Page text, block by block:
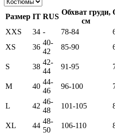
Размер IT RUS
Обхват груди,
см
XXS
34 - 78-84
XS
36
40-
42
85-90
S 38
42-
44
91-95
M 40
44-
46
96-100
L 42
46-
48
101-105
XL 44
48-
50
106-110